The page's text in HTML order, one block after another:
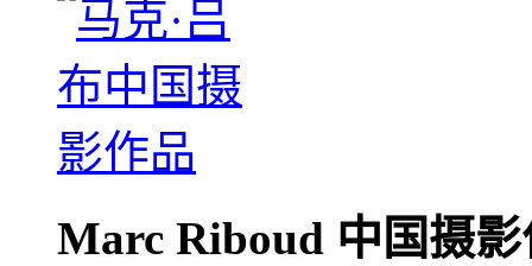
Marc Riboud 中国摄